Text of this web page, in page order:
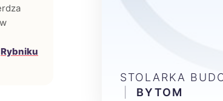
Rybniku
STOLARKA
BYTOM